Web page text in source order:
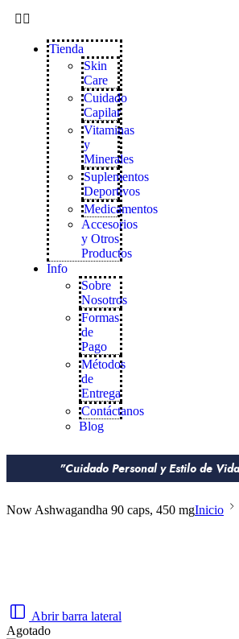
Tienda
Skin
Care
Cuidado
Capilar
Vitaminas
y
Minerales
Suplementos
Deportivos
Medicamentos
Accesorios
y Otros
Productos
Info
Sobre
Nosotros
Formas
de
Pago
Métodos
de
Entrega
Contáctanos
Blog
"Cuidado Personal y Estilo de
Now Ashwagandha 90 caps, 450 mgInicio
Abrir barra lateral
Agotado